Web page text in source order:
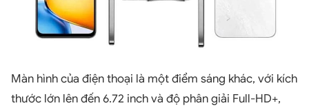
Màn hình của điện thoại là một điểm sáng khác, với kích
thước lớn lên đến 6.72 inch và độ phân giải Full-HD+,